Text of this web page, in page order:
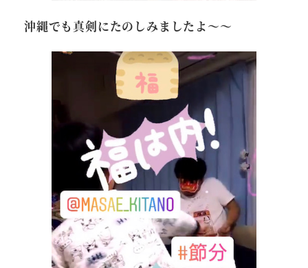
沖縄でも真剣にたのしみましたよ～～